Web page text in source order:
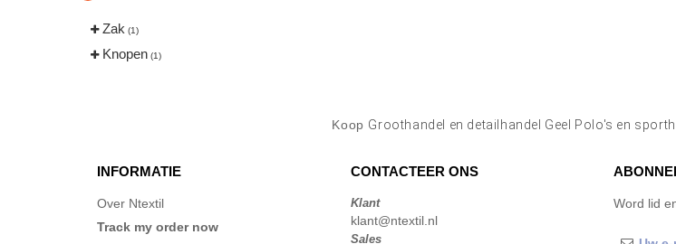
Zak (1)
Knopen (1)
Koop Groothandel en detailhandel Geel Polo's en
INFORMATIE
Over Ntextil
Track my order now
CONTACTEER ONS
Klant
klant@ntextil.nl
Sales
Word lid